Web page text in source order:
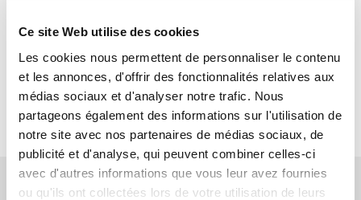
Ce site Web utilise des cookies
Les cookies nous permettent de personnaliser le contenu
et les annonces, d'offrir des fonctionnalités relatives aux
médias sociaux et d'analyser notre trafic. Nous
partageons également des informations sur l'utilisation de
notre site avec nos partenaires de médias sociaux, de
publicité et d'analyse, qui peuvent combiner celles-ci
avec d'autres informations que vous leur avez fournies
ou qu'ils ont collectées lors de votre utilisation de leurs
SYNERCOM ILE DE FRANCE
RETOUR
TÉMOIGNAGES CONNEXES